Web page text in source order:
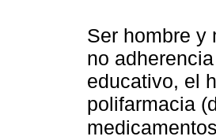
Ser hombre y
no
educativo, el
polifarmacia
medicamentos